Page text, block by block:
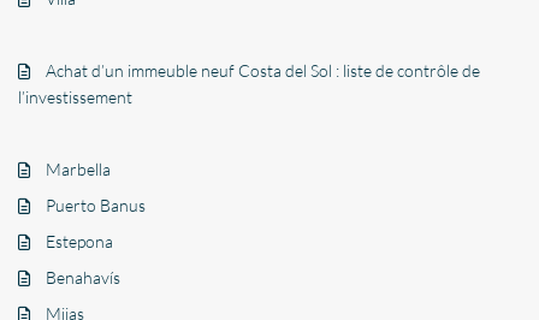
Achat d’un immeuble neuf Costa del Sol : liste de contrôle de
l’investissement
Marbella
Puerto Banus
Estepona
Benahavís
Mijas